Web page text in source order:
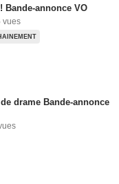
Bande-annonce VO
vues
drame Bande-annonce